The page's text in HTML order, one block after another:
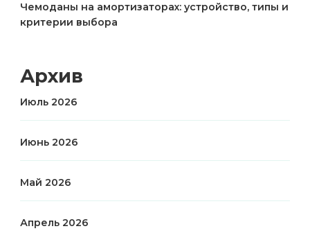
Чемоданы на амортизаторах: устройство, типы и
критерии выбора
Архив
Июль 2026
Июнь 2026
Май 2026
Апрель 2026